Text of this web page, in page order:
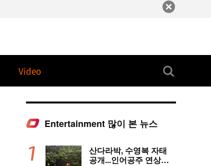
Video
Entertainment 많이 본 뉴스
산다라박, 수영복 자태
공개...인어공주 연상케